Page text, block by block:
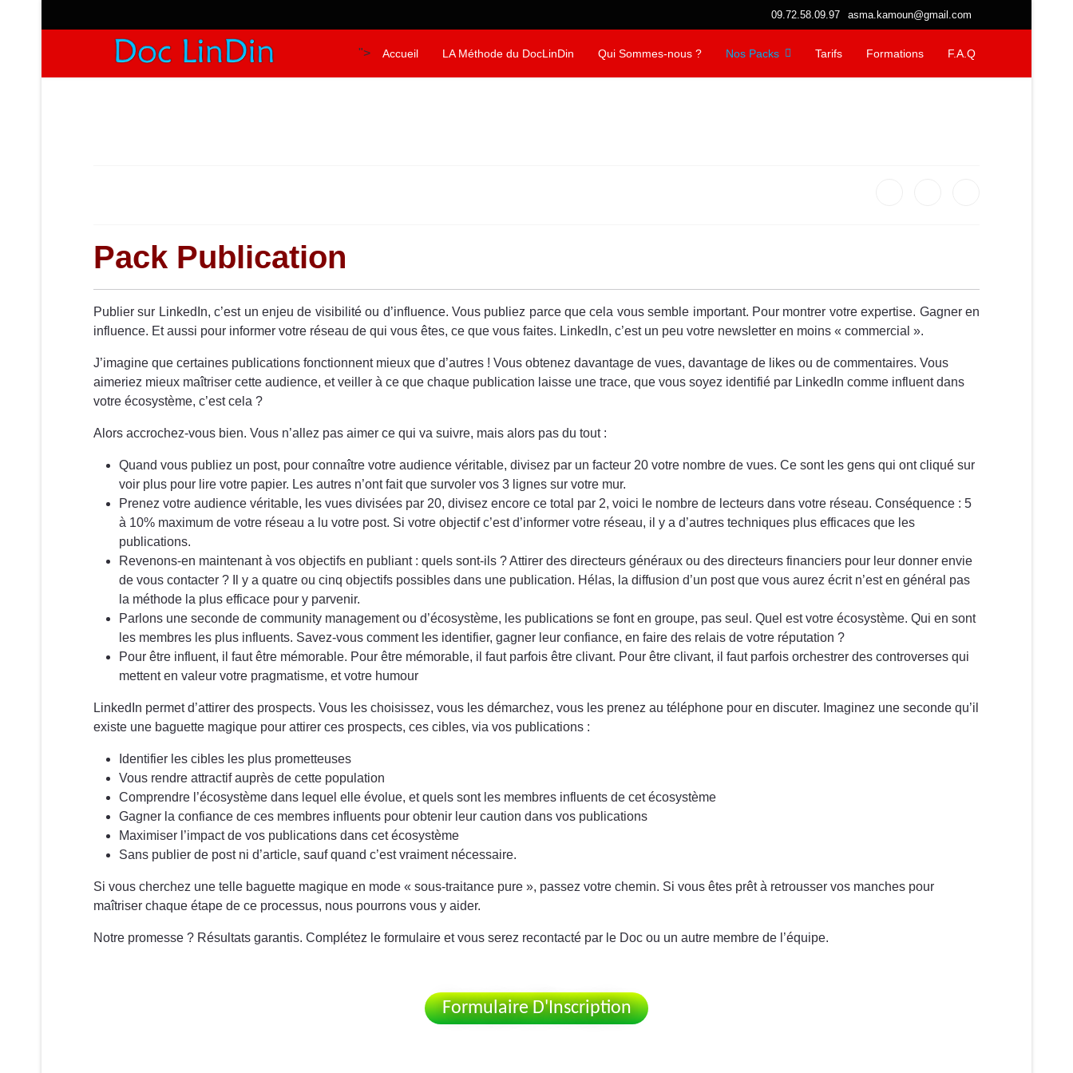
09.72.58.09.97 asma.kamoun@gmail.com
"> Accueil LA Méthode du DocLinDin Qui Sommes-nous ? Nos Packs Tarifs Formations F.A.Q
Pack Publication
Publier sur LinkedIn, c’est un enjeu de visibilité ou d’influence. Vous publiez parce que cela vous semble important. Pour montrer votre expertise. Gagner en
influence. Et aussi pour informer votre réseau de qui vous êtes, ce que vous faites. LinkedIn, c’est un peu votre newsletter en moins « commercial ».
J’imagine que certaines publications fonctionnent mieux que d’autres ! Vous obtenez davantage de vues, davantage de likes ou de commentaires. Vous
aimeriez mieux maîtriser cette audience, et veiller à ce que chaque publication laisse une trace, que vous soyez identifié par LinkedIn comme influent dans
votre écosystème, c’est cela ?
Alors accrochez-vous bien. Vous n’allez pas aimer ce qui va suivre, mais alors pas du tout :
Quand vous publiez un post, pour connaître votre audience véritable, divisez par un facteur 20 votre nombre de vues. Ce sont les gens qui ont cliqué sur
voir plus pour lire votre papier. Les autres n’ont fait que survoler vos 3 lignes sur votre mur.
Prenez votre audience véritable, les vues divisées par 20, divisez encore ce total par 2, voici le nombre de lecteurs dans votre réseau. Conséquence : 5
à 10% maximum de votre réseau a lu votre post. Si votre objectif c’est d’informer votre réseau, il y a d’autres techniques plus efficaces que les
publications.
Revenons-en maintenant à vos objectifs en publiant : quels sont-ils ? Attirer des directeurs généraux ou des directeurs financiers pour leur donner envie
de vous contacter ? Il y a quatre ou cinq objectifs possibles dans une publication. Hélas, la diffusion d’un post que vous aurez écrit n’est en général pas
la méthode la plus efficace pour y parvenir.
Parlons une seconde de community management ou d’écosystème, les publications se font en groupe, pas seul. Quel est votre écosystème. Qui en sont
les membres les plus influents. Savez-vous comment les identifier, gagner leur confiance, en faire des relais de votre réputation ?
Pour être influent, il faut être mémorable. Pour être mémorable, il faut parfois être clivant. Pour être clivant, il faut parfois orchestrer des controverses qui
mettent en valeur votre pragmatisme, et votre humour
LinkedIn permet d’attirer des prospects. Vous les choisissez, vous les démarchez, vous les prenez au téléphone pour en discuter. Imaginez une seconde qu’il
existe une baguette magique pour attirer ces prospects, ces cibles, via vos publications :
Identifier les cibles les plus prometteuses
Vous rendre attractif auprès de cette population
Comprendre l’écosystème dans lequel elle évolue, et quels sont les membres influents de cet écosystème
Gagner la confiance de ces membres influents pour obtenir leur caution dans vos publications
Maximiser l’impact de vos publications dans cet écosystème
Sans publier de post ni d’article, sauf quand c’est vraiment nécessaire.
Si vous cherchez une telle baguette magique en mode « sous-traitance pure », passez votre chemin. Si vous êtes prêt à retrousser vos manches pour
maîtriser chaque étape de ce processus, nous pourrons vous y aider.
Notre promesse ? Résultats garantis. Complétez le formulaire et vous serez recontacté par le Doc ou un autre membre de l’équipe.
Formulaire D'Inscription